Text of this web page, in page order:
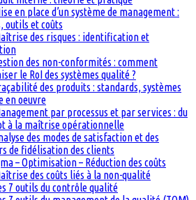
en place d’un système de management :
outils et coûts
des risques : identification et
des non-conformités : comment
le RoI des systèmes qualité ?
des produits : standards, systèmes
en oeuvre
par processus et par services : du
à la maîtrise opérationnelle
des modes de satisfaction et des
de fidélisation des clients
– Optimisation – Réduction des coûts
des coûts liés à la non-qualité
7 outils du contrôle qualité